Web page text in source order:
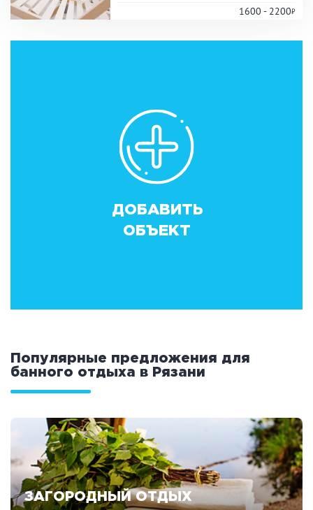
1600 - 2200
ДОБАВИТЬ
ОБЪЕКТ
Популярные предложения для
банного отдыха в Рязани
ЗАГОРОДНЫЙ ОТДЫХ